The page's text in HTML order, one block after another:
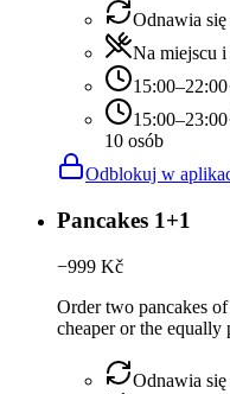
Odnawia
Na miejscu
15:00–22:00
15:00–23:00
10 osób
Odblokuj w
Pancakes 1+1
−999 Kč
Order two pancakes
cheaper or the equally
Odnawia